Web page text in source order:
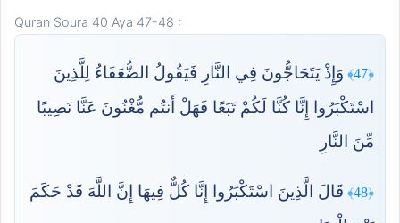
Quran Soura 40 Aya 47-48 :
﴿47﴾
وَإِذْ يَتَحَاجُّونَ فِي النَّارِ فَيَقُولُ الضُّعَفَاءُ لِلَّذِينَ
اسْتَكْبَرُوا إِنَّا كُنَّا لَكُمْ تَبَعًا فَهَلْ أَنتُم مُّغْنُونَ عَنَّا نَصِيبًا
مِّنَ النَّارِ
﴿48﴾
قَالَ الَّذِينَ اسْتَكْبَرُوا إِنَّا كُلٌّ فِيهَا إِنَّ اللَّهَ قَدْ حَكَمَ